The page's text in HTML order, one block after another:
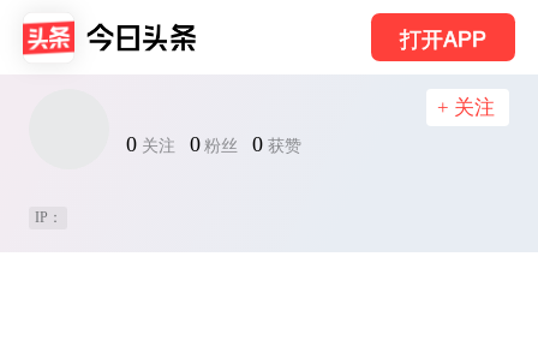
打开APP
0 关注 0 粉丝 0 获赞
+ 关注
IP：